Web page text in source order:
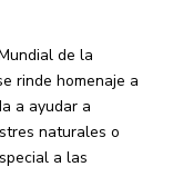
de la
rinde homenaje a
a ayudar a
naturales o
a las